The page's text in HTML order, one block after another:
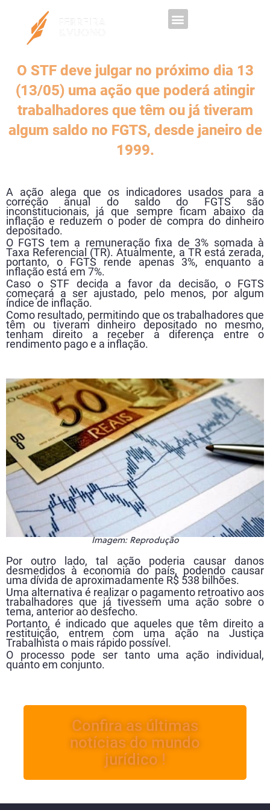
O STF deve julgar no próximo dia 13
(13/05) uma ação que poderá atingir
trabalhadores que têm ou já tiveram
algum saldo no FGTS, desde janeiro de
1999.​
A ação alega que os indicadores usados para a
correção anual do saldo do FGTS são
inconstitucionais, já que sempre ficam abaixo da
inflação e reduzem o poder de compra do dinheiro
depositado.
O FGTS tem a remuneração fixa de 3% somada à
Taxa Referencial (TR). Atualmente, a TR está zerada,
portanto, o FGTS rende apenas 3%, enquanto a
inflação está em 7%.
Caso o STF decida a favor da decisão, o FGTS
começará a ser ajustado, pelo menos, por algum
índice de inflação.
Como resultado, permitindo que os trabalhadores que
têm ou tiveram dinheiro depositado no mesmo,
tenham direito a receber a diferença entre o
rendimento pago e a inflação.
Imagem: Reprodução
Por outro lado, tal ação poderia causar danos
desmedidos à economia do país, podendo causar
uma dívida de aproximadamente R$ 538 bilhões.
Uma alternativa é realizar o pagamento retroativo aos
trabalhadores que já tivessem uma ação sobre o
tema, anterior ao desfecho.
Portanto, é indicado que aqueles que têm direito a
restituição, entrem com uma ação na Justiça
Trabalhista o mais rápido possível.
O processo pode ser tanto uma ação individual,
quanto em conjunto.
Confira as últimas
notícias do mundo
jurídico !